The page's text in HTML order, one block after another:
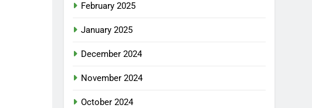
February 2025
January 2025
December 2024
November 2024
October 2024